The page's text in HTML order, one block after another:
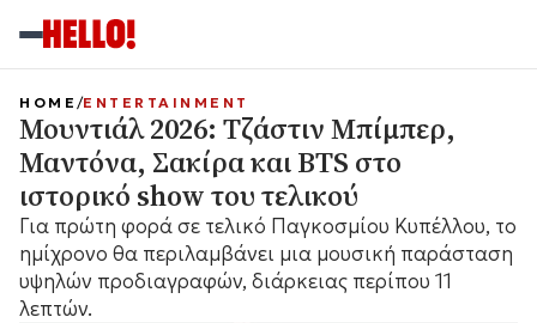
HOME ENTERTAINMENT
Μουντιάλ 2026: Τζάστιν Μπίμπερ,
Μαντόνα, Σακίρα και BTS στο
ιστορικό show του τελικού
Για πρώτη φορά σε τελικό Παγκοσμίου Κυπέλλου, το
ημίχρονο θα περιλαμβάνει μια μουσική παράσταση
υψηλών προδιαγραφών, διάρκειας περίπου 11
λεπτών.